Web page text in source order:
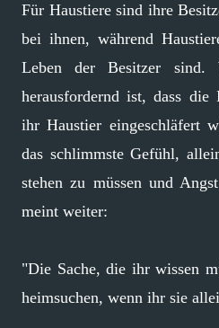
Für Haustiere sind ihre
bei ihnen, während
Leben der Besitzer sind.
herausfordernd ist, dass
ihr Haustier eingeschläfert
das schlimmste Gefühl,
stehen zu müssen und
meint weiter:
"Die Sache, die ihr wissen
heimsuchen, wenn ihr sie